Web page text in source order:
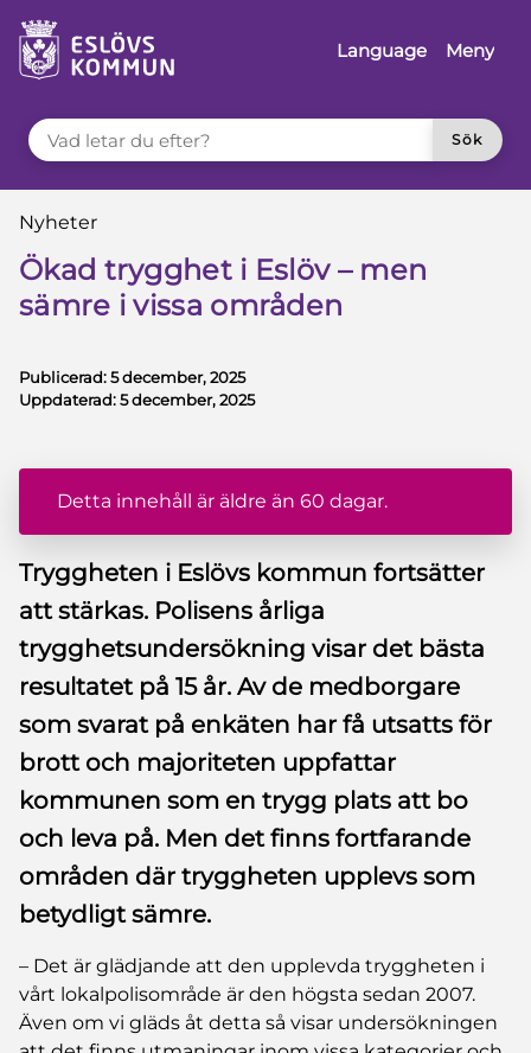
till innehåll
Language
Meny
VAD LETAR DU EFTER?
Sök
Du är här:
Nyheter
Ökad trygghet i Eslöv – men
sämre i vissa områden
Publicerad:5 december, 2025
Uppdaterad:5 december, 2025
Detta innehåll är äldre än 60 dagar.
Tryggheten i Eslövs kommun fortsätter
att stärkas. Polisens årliga
trygghetsundersökning visar det bästa
resultatet på 15 år. Av de medborgare
som svarat på enkäten har få utsatts för
brott och majoriteten uppfattar
kommunen som en trygg plats att bo
och leva på. Men det finns fortfarande
områden där tryggheten upplevs som
betydligt sämre.
– Det är glädjande att den upplevda tryggheten i
vårt lokalpolisområde är den högsta sedan 2007.
Även om vi gläds åt detta så visar undersökningen